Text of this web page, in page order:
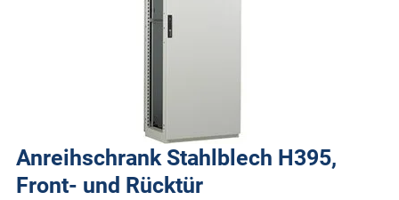
Anreihschrank Stahlblech H395,
Front- und Rücktür